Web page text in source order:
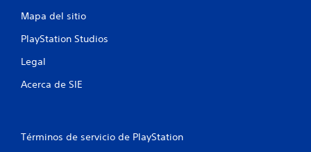
Mapa del sitio
PlayStation Studios
Legal
Acerca de SIE
Términos de servicio de PlayStation